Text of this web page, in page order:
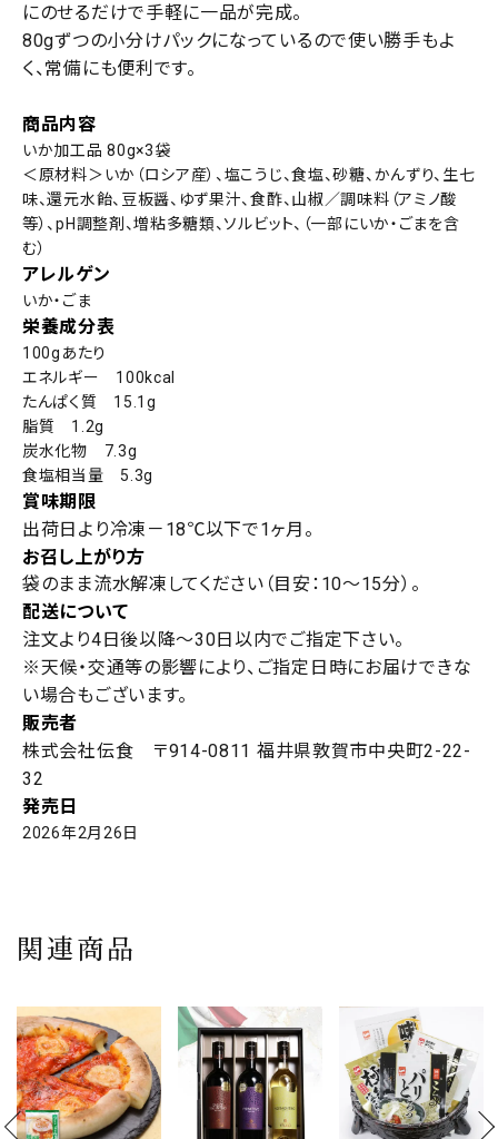
にのせるだけで手軽に一品が完成。
80gずつの小分けパックになっているので使い勝手もよ
く、常備にも便利です。
商品内容
いか加工品 80g×3袋
＜原材料＞いか（ロシア産）、塩こうじ、食塩、砂糖、かんずり、生七
味、還元水飴、豆板醤、ゆず果汁、食酢、山椒／調味料（アミノ酸
等）、pH調整剤、増粘多糖類、ソルビット、（一部にいか・ごまを含
む）
アレルゲン
いか・ごま
栄養成分表
100gあたり
エネルギー 100kcal
たんぱく質 15.1g
脂質 1.2g
炭水化物 7.3g
食塩相当量 5.3g
賞味期限
出荷日より冷凍－18℃以下で1ヶ月。
お召し上がり方
袋のまま流水解凍してください（目安：10〜15分）。
配送について
注文より4日後以降～30日以内でご指定下さい。
※天候・交通等の影響により、ご指定日時にお届けできな
い場合もございます。
販売者
株式会社伝食 〒914-0811 福井県敦賀市中央町2-22-
32
発売日
2026年2月26日
関連商品